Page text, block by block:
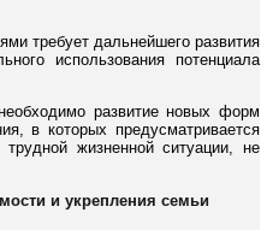
требует дальнейшего развития
использования потенциала
развитие новых форм
в которых предусматривается
жизненной ситуации, не
и укрепления семьи